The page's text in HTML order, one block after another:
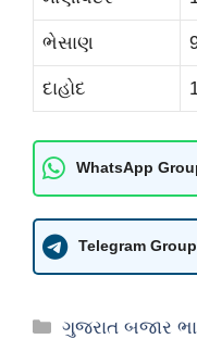
ભેસાણ
દાહોદ
WhatsApp
Telegram Group
Categories
ગુજરાત બજાર